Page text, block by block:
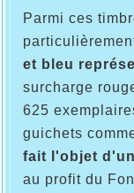
Parmi ces
et bleu
surcharge
625
guichets
fait l'objet
au profit du